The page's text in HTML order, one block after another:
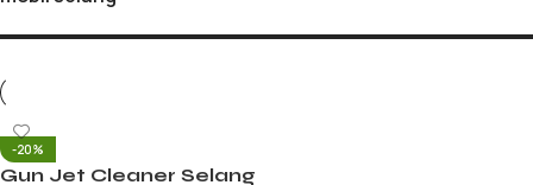
-20%
Gun Jet Cleaner Selang